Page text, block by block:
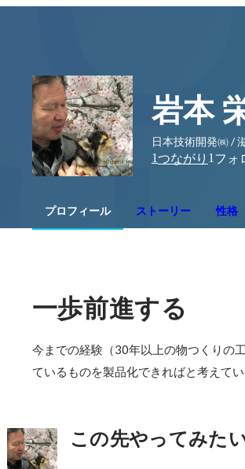
岩本
日本技術開発㈱ /
1つながり 1 フォ
プロフィール ストーリー 性格
一歩前進する
今までの経験（30年以上の物つくりの
ているものを製品化できればと考えてい
この先やってみた